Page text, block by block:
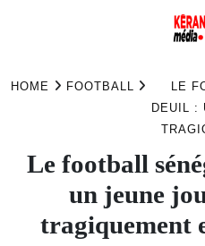
HOME FOOTBALL
LE
DEUIL :
Le football
un jeune
tragiquement